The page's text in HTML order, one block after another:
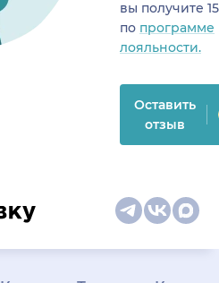
вы получите
по программе
лояльности.
Оставить
отзыв